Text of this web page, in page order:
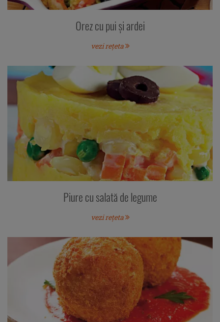
Orez cu pui şi ardei
vezi rețeta
Piure cu salată de legume
vezi rețeta